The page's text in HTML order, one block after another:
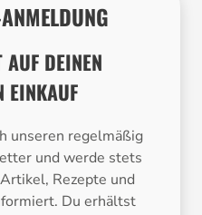
DEINEN
EINKAUF
unseren regelmäßig
und werde stets
Rezepte und
Du erhältst